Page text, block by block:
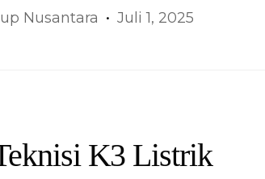
Nusantara Juli 1, 2025
K3 Listrik